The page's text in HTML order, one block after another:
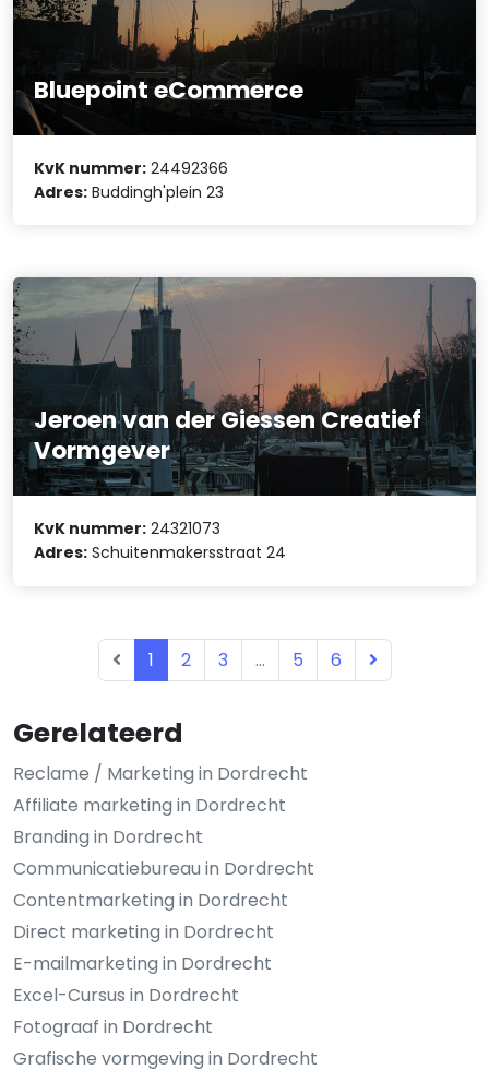
Gerelateerd
Reclame / Marketing in Dordrecht
Affiliate marketing in Dordrecht
Branding in Dordrecht
Communicatiebureau in Dordrecht
Contentmarketing in Dordrecht
Direct marketing in Dordrecht
E-mailmarketing in Dordrecht
Excel-Cursus in Dordrecht
Fotograaf in Dordrecht
Grafische vormgeving in Dordrecht
Bluepoint eCommerce
KvK nummer: 24492366
Adres: Buddingh'plein 23
Jeroen van der Giessen Creatief
Vormgever
KvK nummer: 24321073
Adres: Schuitenmakersstraat 24
1 2 3 ... 5 6